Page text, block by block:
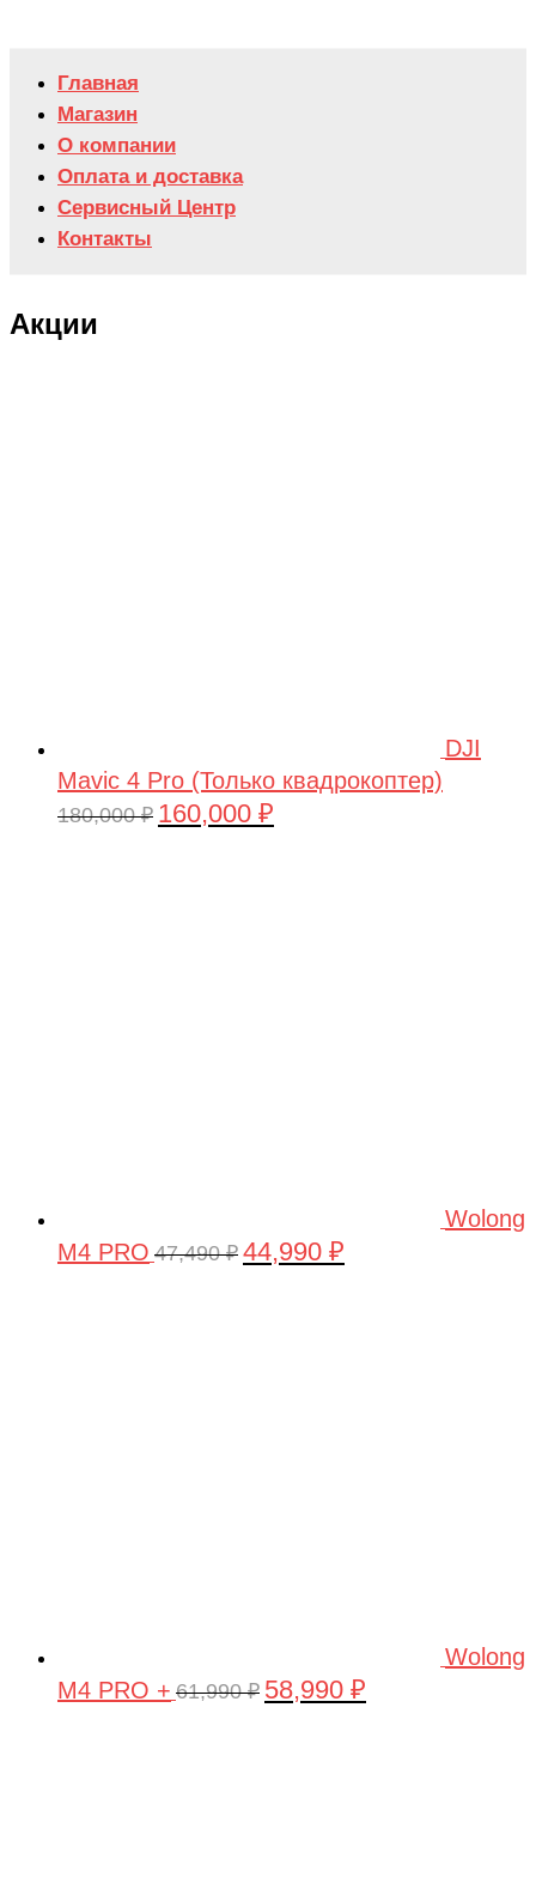
Главная
Магазин
О компании
Оплата и доставка
Сервисный Центр
Контакты
Акции
DJI
Mavic 4 Pro (Только квадрокоптер)
180,000₽ Первоначальная
160,000 ₽
Wolong
M4 PRO 47,490₽ Первоначальная
44,990 ₽
Wolong
M4 PRO + 61,990₽ Первоначальная
58,990 ₽